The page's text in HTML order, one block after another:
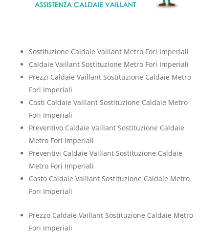
Sostituzione Caldaie Vaillant Metro Fori Imperiali
Caldaie Vaillant Sostituzione Metro Fori Imperiali
Prezzi Caldaie Vaillant Sostituzione Caldaie Metro
Fori Imperiali
Costi Caldaie Vaillant Sostituzione Caldaie Metro
Fori Imperiali
Preventivo Caldaie Vaillant Sostituzione Caldaie
Metro Fori Imperiali
Preventivi Caldaie Vaillant Sostituzione Caldaie
Metro Fori Imperiali
Costo Caldaie Vaillant Sostituzione Caldaie Metro
Fori Imperiali
Prezzo Caldaie Vaillant Sostituzione Caldaie Metro
Fori Imperiali